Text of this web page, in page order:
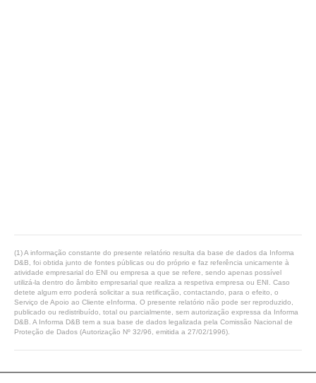
(1) A informação constante do presente relatório resulta da base de dados da Informa
D&B, foi obtida junto de fontes públicas ou do próprio e faz referência unicamente à
atividade empresarial do ENI ou empresa a que se refere, sendo apenas possível
utilizá-la dentro do âmbito empresarial que realiza a respetiva empresa ou ENI. Caso
detete algum erro poderá solicitar a sua retificação, contactando, para o efeito, o
Serviço de Apoio ao Cliente eInforma. O presente relatório não pode ser reproduzido,
publicado ou redistribuído, total ou parcialmente, sem autorização expressa da Informa
D&B. A Informa D&B tem a sua base de dados legalizada pela Comissão Nacional de
Proteção de Dados (Autorização Nº 32/96, emitida a 27/02/1996).